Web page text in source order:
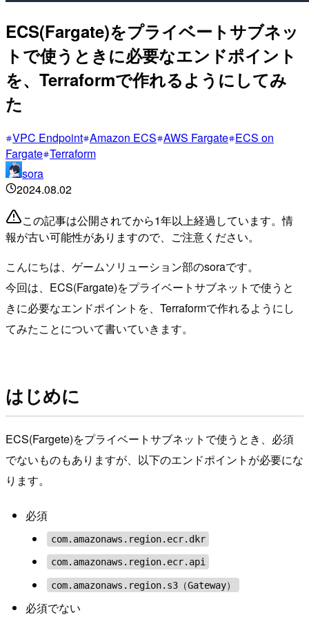
ECS(Fargate)をプライベートサブネッ
トで使うときに必要なエンドポイント
を、Terraformで作れるようにしてみ
た
VPC Endpoint Amazon ECS AWS Fargate ECS on
Fargate Terraform
sora
2024.08.02
この記事は公開されてから1年以上経過しています。情
報が古い可能性がありますので、ご注意ください。
こんにちは、ゲームソリューション部のsoraです。
今回は、ECS(Fargate)をプライベートサブネットで使うと
きに必要なエンドポイントを、Terraformで作れるようにし
てみたことについて書いていきます。
はじめに
ECS(Fargete)をプライベートサブネットで使うとき、必須
でないものもありますが、以下のエンドポイントが必要にな
ります。
必須
com.amazonaws.region.ecr.dkr
com.amazonaws.region.ecr.api
com.amazonaws.region.s3（Gateway）
必須でない